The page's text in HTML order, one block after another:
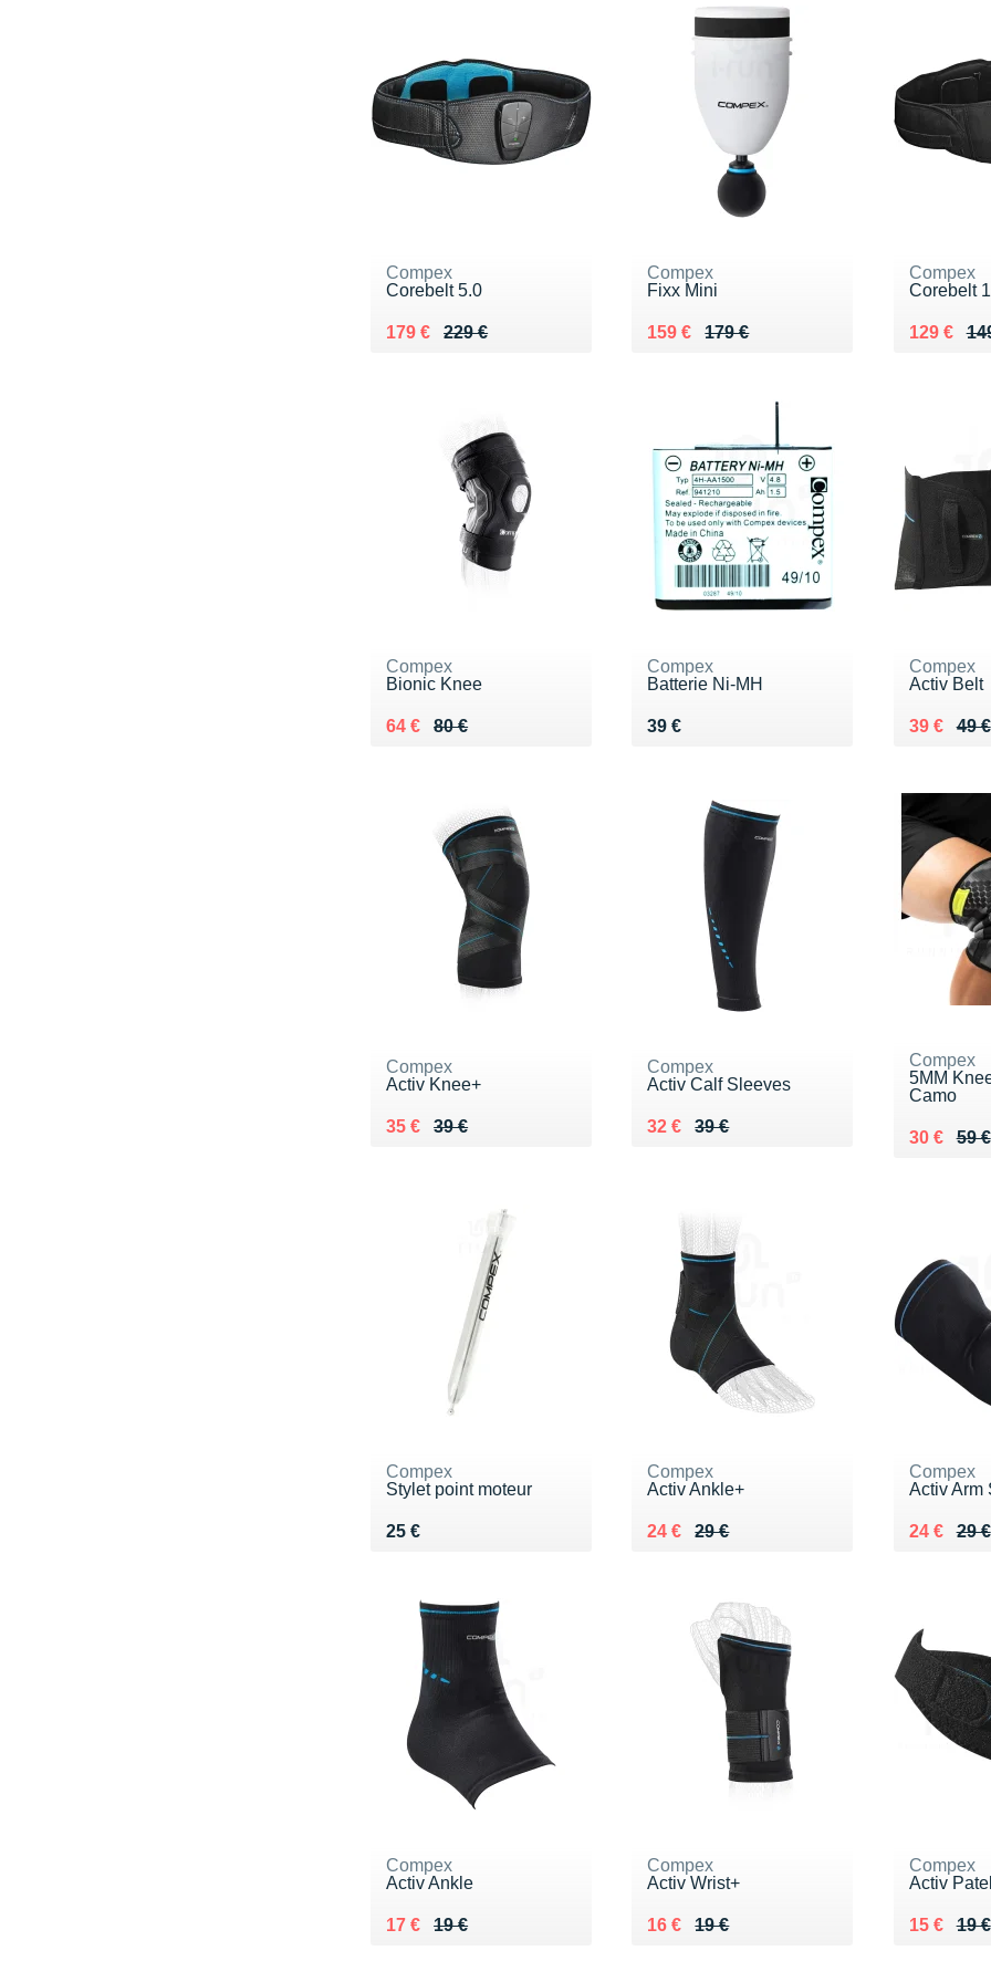
Compex
Corebelt 5.0
229 €
Au lieu de 229 €
179 €
Vendu 179 €
Compex
Fixx Mini
179 €
Au lieu de 179 €
159 €
Vendu 159 €
Compex
Corebelt
Au lieu
129 €
Vendu
Compex
Bionic Knee
80 €
Au lieu de 80 €
64 €
Vendu 64 €
Compex
Batterie Ni-MH
39 €
Vendu 39 €
Compex
Activ Belt
49 €
Au lieu
39 €
Vendu 39
Compex
Activ Knee+
39 €
Au lieu de 39 €
35 €
Vendu 35 €
Compex
Activ Calf Sleeves
39 €
Au lieu de 39 €
32 €
Vendu 32 €
Compex
5MM
Camo
59 €
Au lieu
30 €
Vendu 30
Compex
Stylet point moteur
25 €
Vendu 25 €
Compex
Activ Ankle+
29 €
Au lieu de 29 €
24 €
Vendu 24 €
Compex
Activ Arm
29 €
Au lieu
24 €
Vendu 24
Compex
Activ Ankle
19 €
Au lieu de 19 €
17 €
Vendu 17 €
Compex
Activ Wrist+
19 €
Au lieu de 19 €
16 €
Vendu 16 €
Compex
Activ
19 €
Au lieu
15 €
Vendu 15